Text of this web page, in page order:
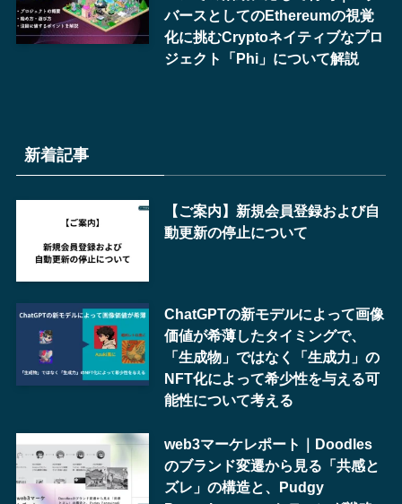
バースとしてのEthereumの視覚
化に挑むCryptoネイティブなプロ
ジェクト「Phi」について解説
新着記事
【ご案内】新規会員登録および自
動更新の停止について
ChatGPTの新モデルによって画像
価値が希薄したタイミングで、
「生成物」ではなく「生成力」の
NFT化によって希少性を与える可
能性について考える
web3マーケレポート｜Doodles
のブランド変遷から見る「共感と
ズレ」の構造と、Pudgy